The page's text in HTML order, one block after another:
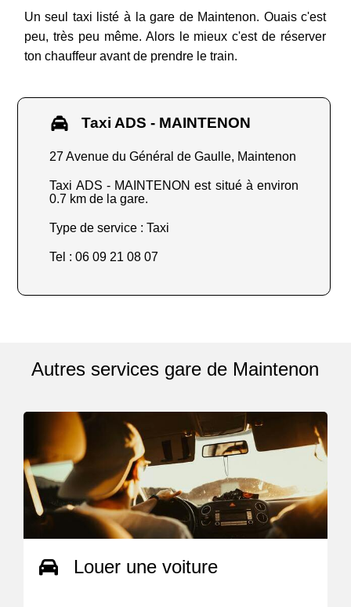
Un seul taxi listé à la gare de Maintenon. Ouais c'est
peu, très peu même. Alors le mieux c'est de réserver
ton chauffeur avant de prendre le train.
Taxi ADS - MAINTENON
27 Avenue du Général de Gaulle, Maintenon
Taxi ADS - MAINTENON est situé à environ
0.7 km de la gare.
Type de service : Taxi
Tel : 06 09 21 08 07
Autres services gare de Maintenon
Louer une voiture